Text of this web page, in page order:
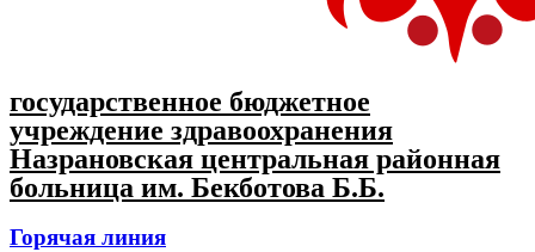
государственное бюджетное
учреждение здравоохранения
Назрановская центральная районная
больница им. Бекботова Б.Б.
Горячая линия